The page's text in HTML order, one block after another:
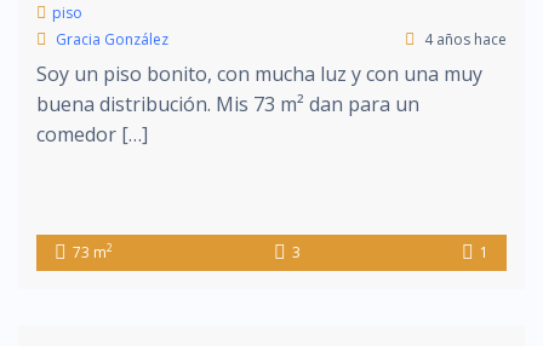
piso
Gracia González
4 años hace
Soy un piso bonito, con mucha luz y con una muy
buena distribución. Mis 73 m² dan para un
comedor […]
73 m2 3 1